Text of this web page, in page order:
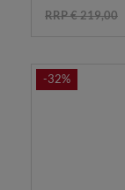
RRP € 219,00
-32%